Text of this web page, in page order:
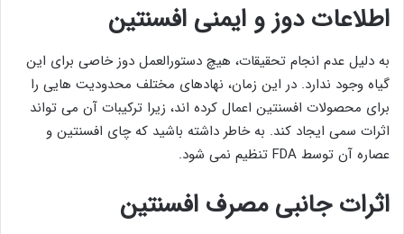
اطلاعات دوز و ایمنی افسنتین
به دلیل عدم انجام تحقیقات، هیچ دستورالعمل دوز خاصی برای این
گیاه وجود ندارد. در این زمان، نهادهای مختلف محدودیت هایی را
برای محصولات افسنتین اعمال کرده اند، زیرا ترکیبات آن می تواند
اثرات سمی ایجاد کند. به خاطر داشته باشید که چای افسنتین و
عصاره آن توسط FDA تنظیم نمی شود.
اثرات جانبی مصرف افسنتین